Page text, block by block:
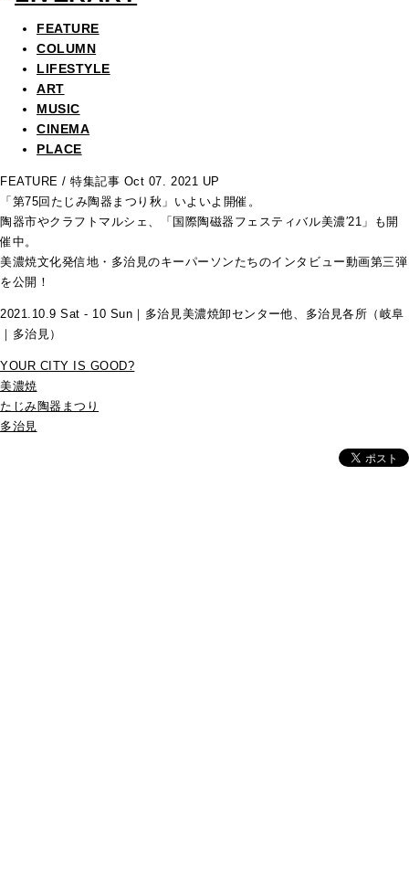
FEATURE
COLUMN
LIFESTYLE
ART
MUSIC
CINEMA
PLACE
FEATURE / 特集記事 Oct 07. 2021 UP
「第75回たじみ陶器まつり秋」いよいよ開催。
陶器市やクラフトマルシェ、「国際陶磁器フェスティバル美濃′21」も開
催中。
美濃焼文化発信地・多治見のキーパーソンたちのインタビュー動画第三弾
を公開！
2021.10.9 Sat - 10 Sun｜多治見美濃焼卸センター他、多治見各所（岐阜
｜多治見）
YOUR CITY IS GOOD?
美濃焼
たじみ陶器まつり
多治見